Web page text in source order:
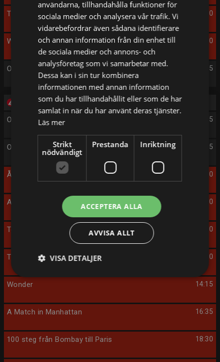
23:30
The Whistleblower
01:40
What Happened to Monday
04:25
On Set
Fredag 14/8
05:05
On Set
05:35
On Set
06:10
Åsa-Nisse flyger i luften
08:10
A Royal Recipe for Love
10:10
Team Bride
12:10
The Wedding Contest
14:15
Wonder
16:35
A Match in Manhattan
18:30
100 steg från Bombay till Paris
användarna, tillhandahålla funktioner för
sociala medier och analysera vår trafik. Vi
vidarebefordrar även sådana identifierare
och annan information från din enhet till
de sociala medier och annons- och
analysföretag som vi samarbetar med.
Dessa kan i sin tur kombinera
informationen med annan information
som du har tillhandahållit eller som de har
samlat in när du har använt deras tjänster.
Läs mer
Strikt
nödvändigt
Prestanda Inriktning
ACCEPTERA ALLA
AVVISA ALLT
VISA DETALJER